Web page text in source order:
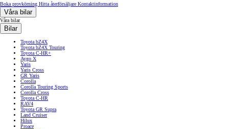
Boka provkörning Hitta återförsäljare Kontaktinformation
Våra bilar
Våra bilar
Bilar
Toyota bZ4X
Toyota bZ4X Touring
Toyota C-HR+
Aygo X
Yaris
Yaris Cross
GR Yaris
Corolla
Corolla Touring Sports
Corolla Cross
Toyota C-HR
RAV4
Toyota GR Supra
Land Cruiser
Hilux
Proace